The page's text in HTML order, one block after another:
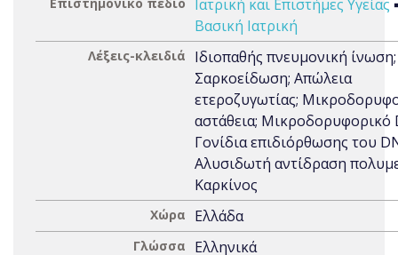
Ιατρική και Επιστήμες Υγείας
Βασική Ιατρική
Λέξεις-κλειδιά
Ιδιοπαθής πνευμονική ίνωση;
Σαρκοείδωση; Απώλεια
ετεροζυγωτίας;
αστάθεια; Μικροδορυφορικό
Γονίδια επιδιόρθωσης του
Αλυσιδωτή αντίδραση
Καρκίνος
Χώρα Ελλάδα
Γλώσσα Ελληνικά